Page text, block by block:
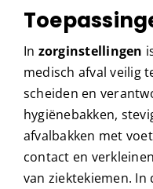
In zorginstellingen
medisch afval veilig
scheiden en
hygiënebakken,
afvalbakken met
contact en
van ziektekiemen. In